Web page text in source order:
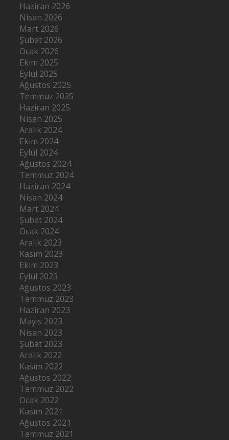
Haziran 2026
Nisan 2026
Mart 2026
Şubat 2026
Ocak 2026
Ekim 2025
Eylül 2025
Ağustos 2025
Temmuz 2025
Haziran 2025
Nisan 2025
Aralık 2024
Ekim 2024
Eylül 2024
Ağustos 2024
Temmuz 2024
Haziran 2024
Nisan 2024
Mart 2024
Şubat 2024
Ocak 2024
Aralık 2023
Kasım 2023
Ekim 2023
Eylül 2023
Ağustos 2023
Temmuz 2023
Haziran 2023
Mayıs 2023
Nisan 2023
Şubat 2023
Aralık 2022
Kasım 2022
Ağustos 2022
Temmuz 2022
Ocak 2022
Kasım 2021
Ağustos 2021
Temmuz 2021